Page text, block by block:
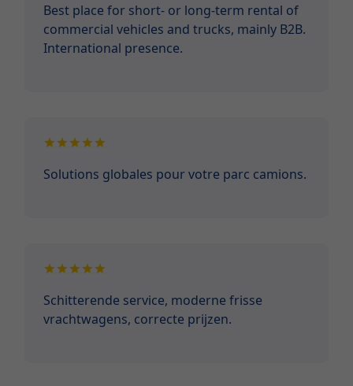
Best place for short- or long-term rental of
commercial vehicles and trucks, mainly B2B.
International presence.
Solutions globales pour votre parc camions.
Schitterende service, moderne frisse
vrachtwagens, correcte prijzen.